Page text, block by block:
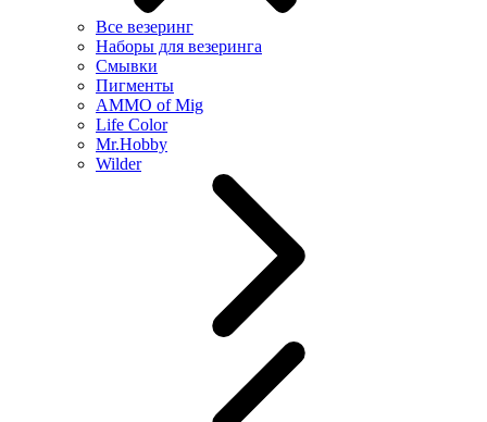
Все везеринг
Наборы для везеринга
Смывки
Пигменты
AMMO of Mig
Life Color
Mr.Hobby
Wilder